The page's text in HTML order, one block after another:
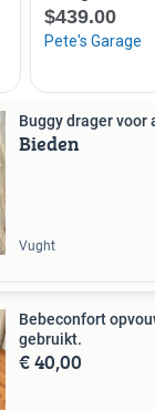
Buggy drager voor
Bieden
Vught
Bebeconfort
gebruikt.
€ 40,00